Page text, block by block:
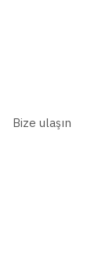
Bize ulaşın